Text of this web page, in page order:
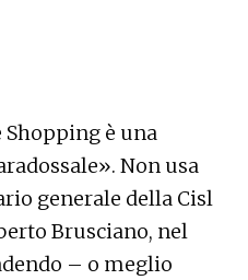
è una
Non usa
generale della Cisl
Brusciano, nel
– o meglio